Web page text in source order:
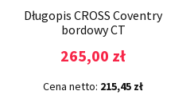
Długopis CROSS Coventry
bordowy CT
265,00 zł
Cena netto: 215,45 zł